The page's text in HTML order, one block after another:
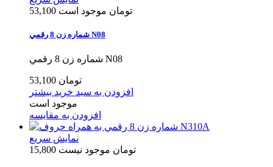
53,100 تومان موجود است
شماره زن 8 رقمي N08
شماره زن 8 رقمي N08
53,100 تومان
افزودن به سبد خرید بیشتر
موجود است
افزودن به مقایسه
نمایش سریع
15,800 تومان موجود نیست